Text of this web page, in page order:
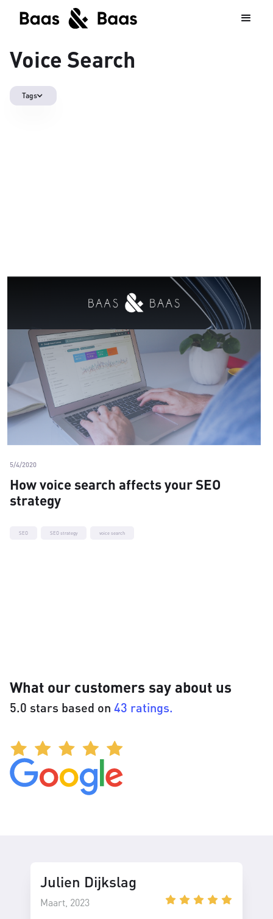
Voice Search
Tags
SEO SEO strategy voice search
5/4/2020
How voice search affects your SEO
strategy
What our customers say about us
5.0 stars based on 43 ratings.
Julien Dijkslag
Maart, 2023